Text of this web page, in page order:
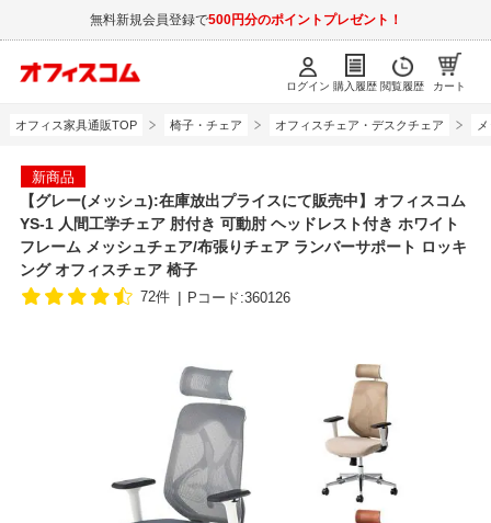
無料新規会員登録で500円分のポイントプレゼント！
ログイン 購入履歴 閲覧履歴 カート
オフィス家具通販TOP 椅子・チェア オフィスチェア・デスクチェア
新商品
【グレー(メッシュ):在庫放出プライスにて販売中】オフィスコム
YS-1 人間工学チェア 肘付き 可動肘 ヘッドレスト付き ホワイト
フレーム メッシュチェア/布張りチェア ランバーサポート ロッキ
ング オフィスチェア 椅子
72件 Pコード:360126